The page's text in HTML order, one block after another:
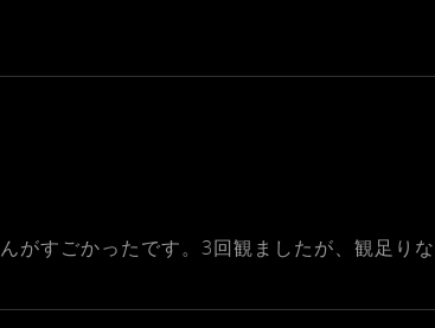
すごかったです。3回観ましたが、観足りな